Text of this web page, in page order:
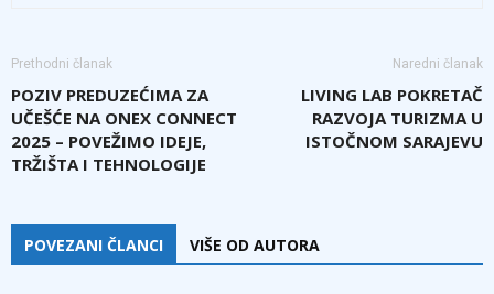
Prethodni članak
POZIV PREDUZEĆIMA ZA
UČEŠĆE NA ONEX CONNECT
2025 – POVEŽIMO IDEJE,
TRŽIŠTA I TEHNOLOGIJE
Naredni članak
LIVING LAB POKRETAČ
RAZVOJA TURIZMA U
ISTOČNOM SARAJEVU
POVEZANI ČLANCI VIŠE OD AUTORA